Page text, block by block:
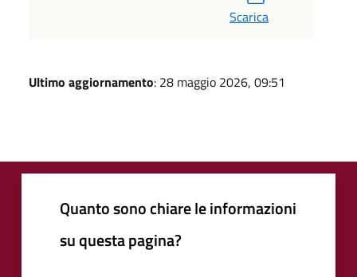
Scarica
Ultimo aggiornamento: 28 maggio 2026, 09:51
Quanto sono chiare le informazioni
su questa pagina?